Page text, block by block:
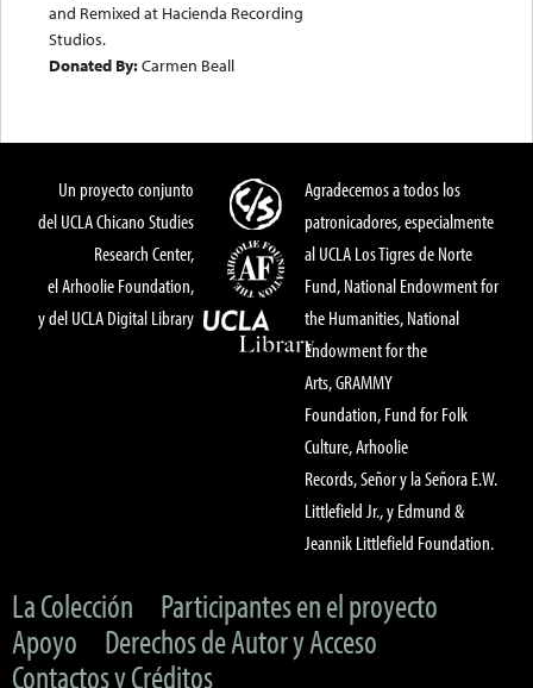
and Remixed at Hacienda Recording
Studios.
Donated By:Carmen Beall
Un proyecto conjunto
del UCLA Chicano Studies
Research Center,
el Arhoolie Foundation,
y del UCLA Digital Library
Agradecemos a todos los
patronicadores, especialmente
al UCLA Los Tigres de Norte
Fund, National Endowment for
the Humanities, National
Endowment for the
Arts, GRAMMY
Foundation, Fund for Folk
Culture, Arhoolie
Records, Señor y la Señora E.W.
Littlefield Jr., y Edmund &
Jeannik Littlefield Foundation.
La Colección
Participantes en el proyecto
Apoyo
Derechos de Autor y Acceso
Contactos y Créditos